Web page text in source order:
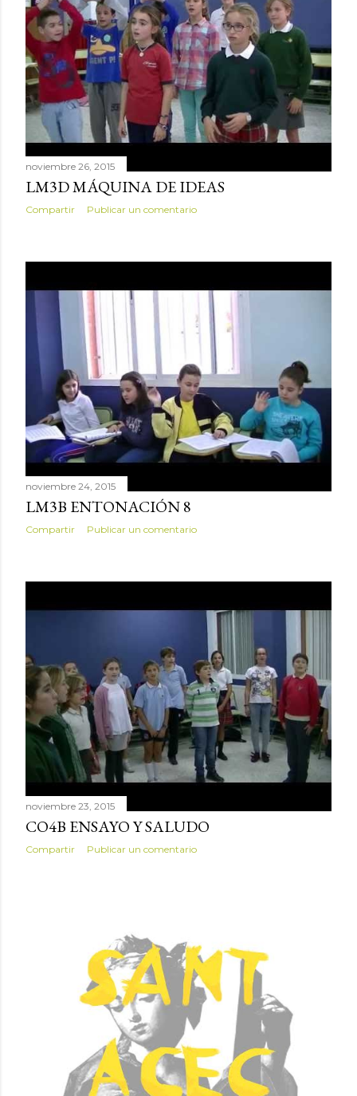
noviembre 26, 2015
LM3D MÁQUINA DE IDEAS
Compartir Publicar un comentario
noviembre 24, 2015
LM3B ENTONACIÓN 8
Compartir Publicar un comentario
noviembre 23, 2015
CO4B ENSAYO Y SALUDO
Compartir Publicar un comentario